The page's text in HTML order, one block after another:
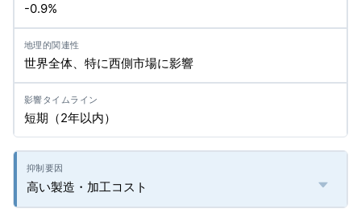
-0.9%
世界全体、特に西側市場に影響
短期（2年以内）
高い製造・加工コスト